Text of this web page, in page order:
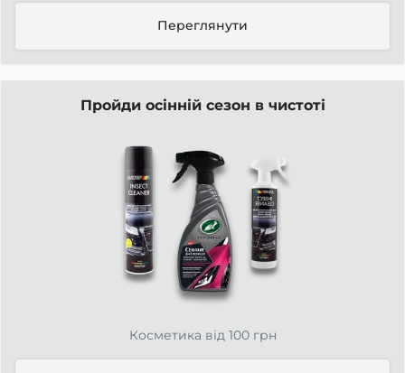
Переглянути
Пройди осінній сезон в чистоті
Косметика від 100 грн